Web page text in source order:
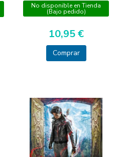
No disponible en Tienda
(Bajo pedido)
10,95 €
Comprar